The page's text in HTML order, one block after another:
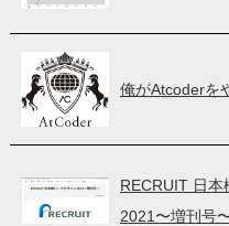
俺がAtcoderを
RECRUIT 日本
2021〜増刊号